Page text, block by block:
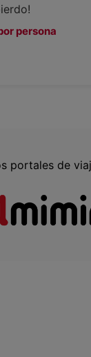
persona
portales de